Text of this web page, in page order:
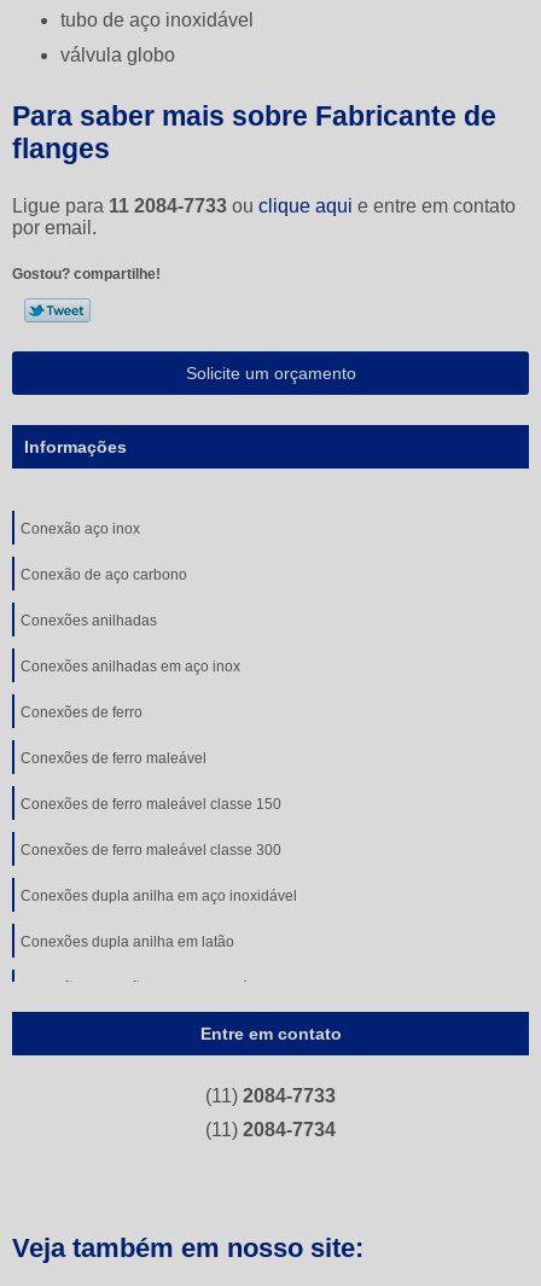
tubo de aço inoxidável
válvula globo
Para saber mais sobre Fabricante de
flanges
Ligue para 11 2084-7733 ou clique aqui e entre em contato
por email.
Gostou? compartilhe!
Solicite um orçamento
Informações
Conexão aço inox
Conexão de aço carbono
Conexões anilhadas
Conexões anilhadas em aço inox
Conexões de ferro
Conexões de ferro maleável
Conexões de ferro maleável classe 150
Conexões de ferro maleável classe 300
Conexões dupla anilha em aço inoxidável
Conexões dupla anilha em latão
Conexões tipo compressão de latão
Entre em contato
(11) 2084-7733
(11) 2084-7734
Veja também em nosso site: